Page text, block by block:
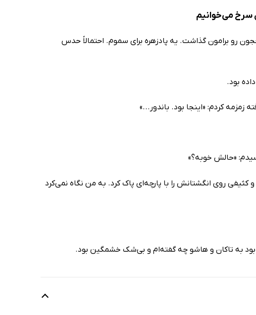
سرخ می‌خوانیم
رو برامون گذاشت. یه پادزهره برای سموم. احتمالاً حدس
بود.
زمزمه کردم: «اینجا بود. باندور...»
«حالش خوبه؟»
روی انگشتانش را با پارچه‌ای پاک کرد. به من نگاه نمی‌کرد
به تاکان و هاشو چه گفته‌ام و بی‌شک خشمگین بود.